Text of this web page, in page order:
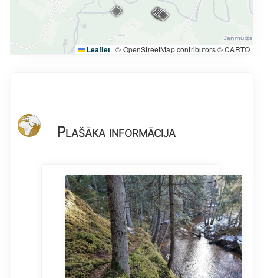
Leaflet | © OpenStreetMap contributors © CARTO
Plašāka informācija